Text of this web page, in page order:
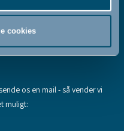
cookies
har du flere spørgsmål til
os en mail - så vender vi
muligt: